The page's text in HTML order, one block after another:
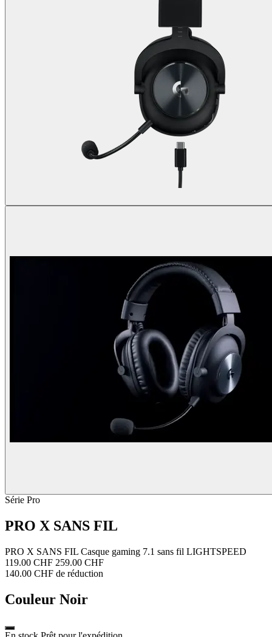
Série Pro
PRO X SANS FIL
PRO X SANS FIL Casque gaming 7.1 sans fil LIGHTSPEED
119.00 CHF 259.00 CHF
140.00 CHF de réduction
Couleur Noir